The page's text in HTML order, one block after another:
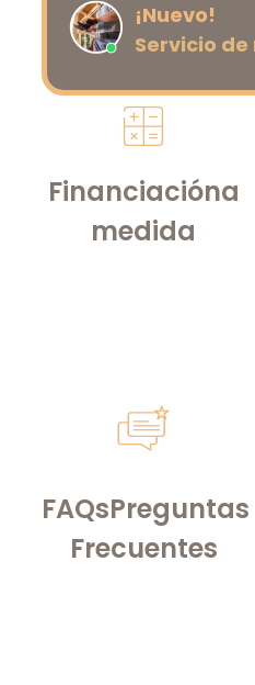
¡Nuevo!
Servicio
Financiacióna
medida
FAQsPreguntas
Frecuentes